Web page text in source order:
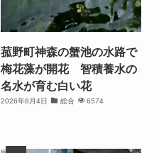
菰野町神森の蟹池の水路で
梅花藻が開花 智積養水の
名水が育む白い花
2026年8月4日 総合 6574